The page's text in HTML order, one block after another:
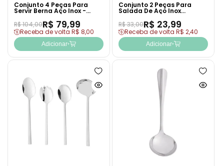
Conjunto 4 Peças Para
Servir Berna Aço Inox -
R$ 104,00R$ 79,99
Receba de volta R$ 8,00
Adicionar
Conjunto 2 Peças Para
Salada De Aço Inox
Positano - Lyor
R$ 33,00R$ 23,99
Receba de volta R$ 2,40
Adicionar
Adicionar
à
lista
Ver
à
lista
Ver